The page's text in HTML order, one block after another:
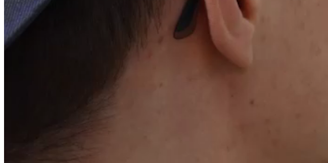
Attestation des Commissaires aux Comptes sur les informations
montant global des rémunérations versées aux personnes les mieux
Rapport spécial des Commissaires aux Comptes sur les conventions
Rapport des Commissaires aux Comptes sur les comptes annuels
Rapport des Commissaires aux Comptes sur l’émission d’actions